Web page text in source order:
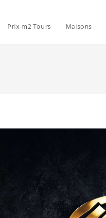
Prix m2 Tours Maisons